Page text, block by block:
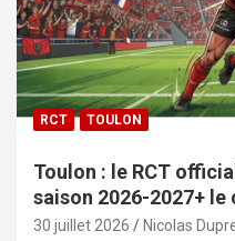
RCT TOULON
Toulon : le RCT
saison 2026-2027+
30 juillet 2026 Nicolas